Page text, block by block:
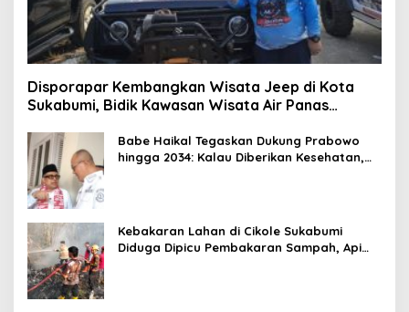
Disporapar Kembangkan Wisata Jeep di Kota
Sukabumi, Bidik Kawasan Wisata Air Panas
Babe Haikal Tegaskan Dukung Prabowo
hingga 2034: Kalau Diberikan Kesehatan,
Kebakaran Lahan di Cikole Sukabumi
Diduga Dipicu Pembakaran Sampah, Api